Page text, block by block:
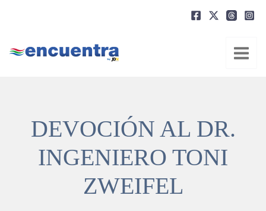
DEVOCIÓN AL DR.
INGENIERO TONI
ZWEIFEL